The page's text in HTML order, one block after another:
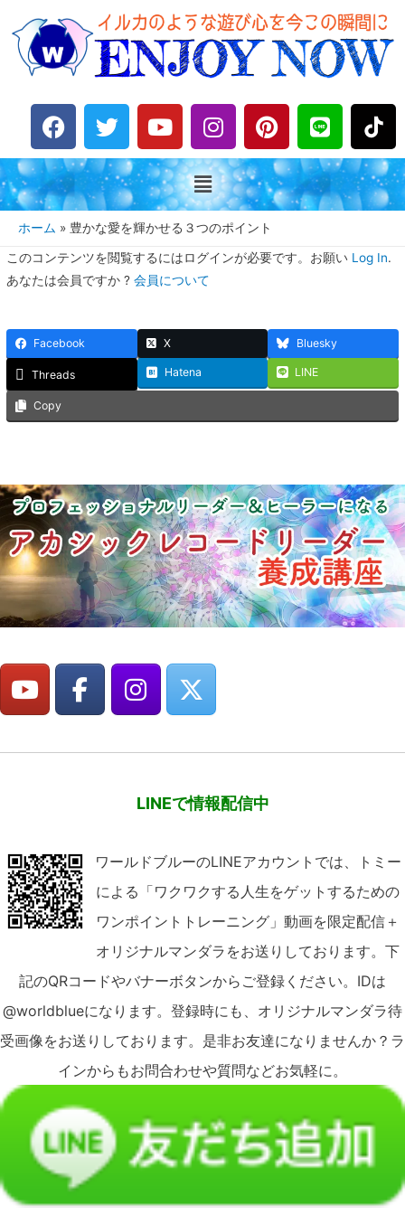
F
a
c
e
b
o
o
k
T
w
i
t
t
e
r
Y
o
u
t
u
b
e
I
n
s
t
a
g
r
a
P
i
n
t
e
r
e
s
L
i
n
e
ホーム 豊かな愛を輝かせる３つのポイント
このコンテンツを閲覧するにはログインが必要です。お願い Log In.
あなたは会員ですか ?会員について
Facebook X Bluesky
Threads Hatena LINE
Copy
LINEで情報配信中
ワールドブルーのLINEアカウントでは、トミー
による「ワクワクする人生をゲットするための
ワンポイントトレーニング」動画を限定配信＋
オリジナルマンダラをお送りしております。下
記のQRコードやバナーボタンからご登録ください。IDは
@worldblueになります。登録時にも、オリジナルマンダラ待
受画像をお送りしております。是非お友達になりませんか？ラ
インからもお問合わせや質問などお気軽に。